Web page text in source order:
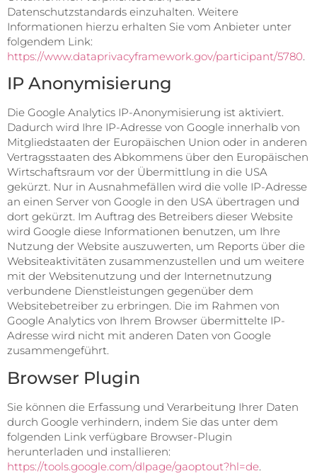
Datenschutzstandards einzuhalten. Weitere
Informationen hierzu erhalten Sie vom Anbieter unter
folgendem Link:
https://www.dataprivacyframework.gov/participant/5780.
IP Anonymisierung
Die Google Analytics IP-Anonymisierung ist aktiviert.
Dadurch wird Ihre IP-Adresse von Google innerhalb von
Mitgliedstaaten der Europäischen Union oder in anderen
Vertragsstaaten des Abkommens über den Europäischen
Wirtschaftsraum vor der Übermittlung in die USA
gekürzt. Nur in Ausnahmefällen wird die volle IP-Adresse
an einen Server von Google in den USA übertragen und
dort gekürzt. Im Auftrag des Betreibers dieser Website
wird Google diese Informationen benutzen, um Ihre
Nutzung der Website auszuwerten, um Reports über die
Websiteaktivitäten zusammenzustellen und um weitere
mit der Websitenutzung und der Internetnutzung
verbundene Dienstleistungen gegenüber dem
Websitebetreiber zu erbringen. Die im Rahmen von
Google Analytics von Ihrem Browser übermittelte IP-
Adresse wird nicht mit anderen Daten von Google
zusammengeführt.
Browser Plugin
Sie können die Erfassung und Verarbeitung Ihrer Daten
durch Google verhindern, indem Sie das unter dem
folgenden Link verfügbare Browser-Plugin
herunterladen und installieren:
https://tools.google.com/dlpage/gaoptout?hl=de